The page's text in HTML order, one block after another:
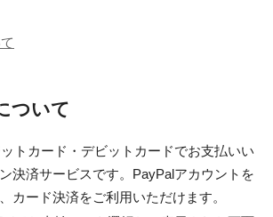
ついて
トカード・デビットカードでお支払いい
決済サービスです。PayPalアカウントを
カード決済をご利用いただけます。